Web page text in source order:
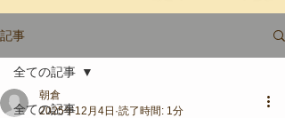
記事
全ての記事
全ての記事
朝倉
2025年12月4日 読了時間: 1分